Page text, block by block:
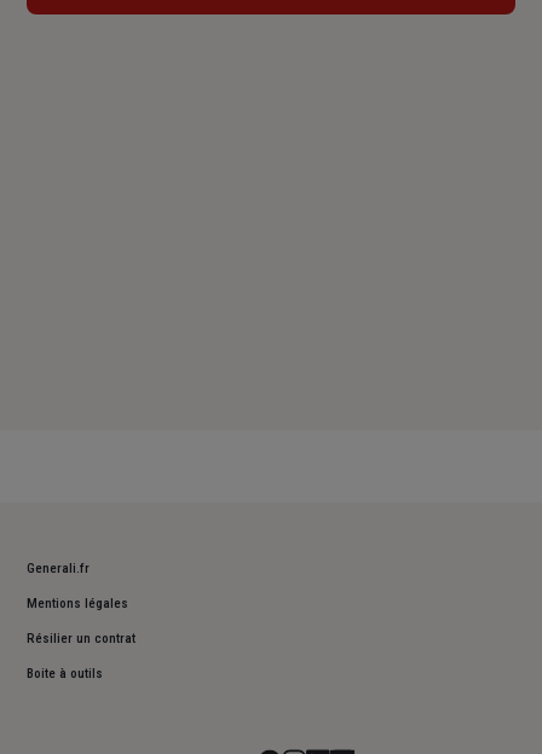
Generali.fr
Mentions légales
Résilier un contrat
Boite à outils